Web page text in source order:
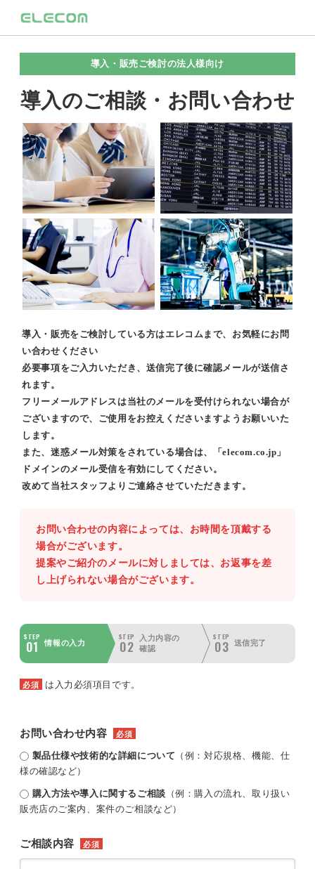
導入・販売ご検討の法人様向け
導入のご相談・お問い合わせ
導入・販売をご検討している方はエレコムまで、お気軽にお問
い合わせください
必要事項をご入力いただき、送信完了後に確認メールが送信さ
れます。
フリーメールアドレスは当社のメールを受付けられない場合が
ございますので、ご使用をお控えくださいますようお願いいた
します。
また、迷惑メール対策をされている場合は、「elecom.co.jp」
ドメインのメール受信を有効にしてください。
改めて当社スタッフよりご連絡させていただきます。
お問い合わせの内容によっては、お時間を頂戴する
場合がございます。
提案やご紹介のメールに対しましては、お返事を差
し上げられない場合がございます。
STEP
01 情報の入力
STEP
02
入力内容の
確認
STEP
03 送信完了
必須 は入力必須項目です。
お問い合わせ内容 必須
製品仕様や技術的な詳細について （例：対応規格、機能、仕
様の確認など）
購入方法や導入に関するご相談 （例：購入の流れ、取り扱い
販売店のご案内、案件のご相談など）
ご相談内容 必須